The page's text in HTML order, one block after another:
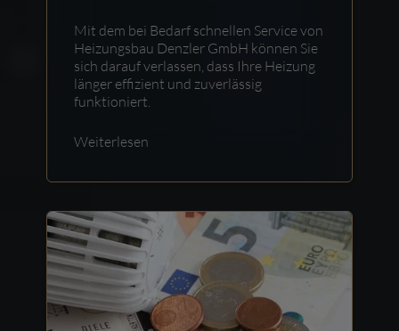
Mit dem bei Bedarf schnellen Service von
Heizungsbau Denzler GmbH können Sie
sich darauf verlassen, dass Ihre Heizung
länger effizient und zuverlässig
funktioniert.
Weiterlesen